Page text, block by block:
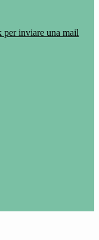
per inviare una mail